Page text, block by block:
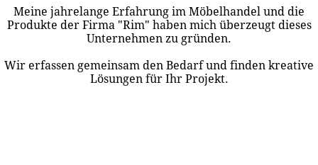
Meine jahrelange Erfahrung im Möbelhandel und die
Produkte der Firma "Rim" haben mich überzeugt dieses
Unternehmen zu gründen.
Wir erfassen gemeinsam den Bedarf und finden kreative
Lösungen für Ihr Projekt.